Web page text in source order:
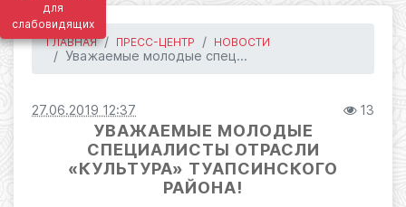
для
слабовидящих
ГЛАВНАЯ ПРЕСС-ЦЕНТР НОВОСТИ
Уважаемые молодые спец...
27.06.2019 12:37 13
УВАЖАЕМЫЕ МОЛОДЫЕ
СПЕЦИАЛИСТЫ ОТРАСЛИ
«КУЛЬТУРА» ТУАПСИНСКОГО
РАЙОНА!